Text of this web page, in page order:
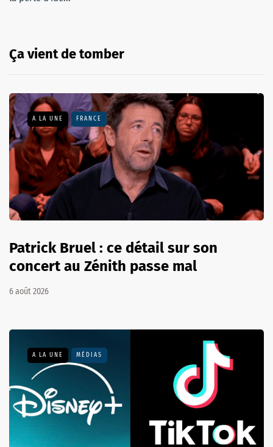
Ça vient de tomber
A LA UNE FRANCE
Patrick Bruel : ce détail sur son
concert au Zénith passe mal
6 août 2026
A LA UNE MÉDIAS